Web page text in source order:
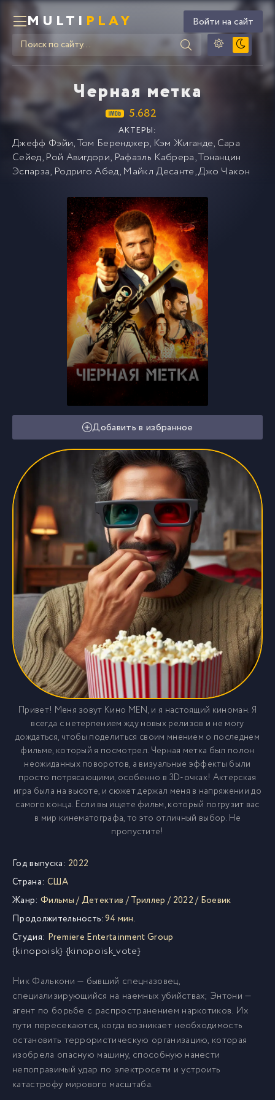
MULTI PLAY Войти на сайт
Черная метка
5.682
АКТЕРЫ:
Джефф Фэйи,Том Беренджер, Кэм Жиганде, Сара
Сейед, Рой Авигдори, Рафаэль Кабрера,Тонанцин
Эспарза, Родриго Абед, Майкл Десанте,Джо Чакон
Добавить в избранное
Привет! Меня зовут Кино MEN, и я настоящий киноман. Я
всегда с нетерпением жду новых релизов и не могу
дождаться, чтобы поделиться своим мнением о последнем
фильме, который я посмотрел. Черная метка был полон
неожиданных поворотов, а визуальные эффекты были
просто потрясающими, особенно в 3D-очках! Актерская
игра была на высоте, и сюжет держал меня в напряжении до
самого конца. Если вы ищете фильм, который погрузит вас
в мир кинематографа, то это отличный выбор. Не
пропустите!
Год выпуска: 2022
Страна: США
Жанр: Фильмы/Детектив /Триллер / 2022/ Боевик
Продолжительность:94 мин.
Студия: Premiere Entertainment Group
{kinopoisk} {kinopoisk_vote}
Ник Фалькони — бывший спецназовец,
специализирующийся на наемных убийствах; Энтони —
агент по борьбе с распространением наркотиков. Их
пути пересекаются, когда возникает необходимость
остановить террористическую организацию, которая
изобрела опасную машину, способную нанести
непоправимый удар по электросети и устроить
катастрофу мирового масштаба.